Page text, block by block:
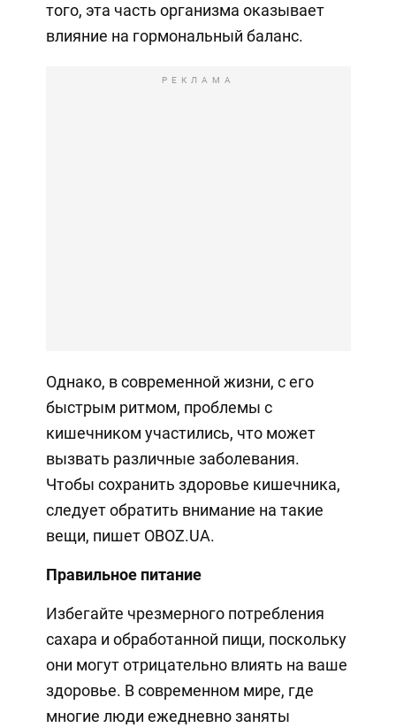
того, эта часть организма оказывает
влияние на гормональный баланс.
РЕКЛАМА
Однако, в современной жизни, с его
быстрым ритмом, проблемы с
кишечником участились, что может
вызвать различные заболевания.
Чтобы сохранить здоровье кишечника,
следует обратить внимание на такие
вещи, пишет OBOZ.UA.
Правильное питание
Избегайте чрезмерного потребления
сахара и обработанной пищи, поскольку
они могут отрицательно влиять на ваше
здоровье. В современном мире, где
многие люди ежедневно заняты